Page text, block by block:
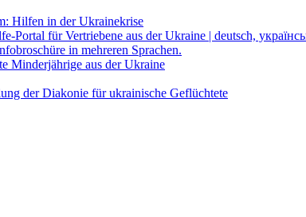
Hilfen in der Ukrainekrise
Portal für Vertriebene aus der Ukraine | deutsch,
in mehreren Sprachen.
Minderjährige aus der Ukraine
der Diakonie für ukrainische Geflüchtete